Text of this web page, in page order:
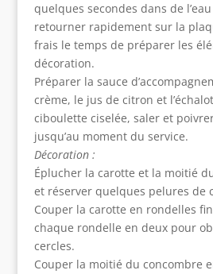
quelques secondes dans de
retourner rapidement sur la
frais le temps de préparer les
décoration.
Préparer la sauce
crème, le jus de citron et
ciboulette ciselée, saler et
jusqu’au moment du service.
Décoration :
Éplucher la carotte et la moitié
et réserver quelques pelures de
Couper la carotte en rondelles
chaque rondelle en deux pour
cercles.
Couper la moitié du concombre